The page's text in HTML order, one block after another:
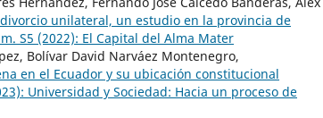
unilateral, un estudio en la provincia de
S5 (2022): El Capital del Alma Mater
Bolívar David Narváez Montenegro,
en el Ecuador y su ubicación constitucional
Universidad y Sociedad: Hacia un proceso de